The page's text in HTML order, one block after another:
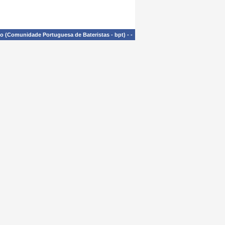
(Comunidade Portuguesa de Bateristas - bpt) - -